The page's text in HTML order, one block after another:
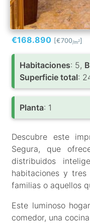
€168.890 [€700/m2]
Habitaciones: 5,
Superficie total:
Planta: 1
Descubre este
Segura, que
distribuidos
habitaciones y
familias o aquellos
Este luminoso
comedor, una